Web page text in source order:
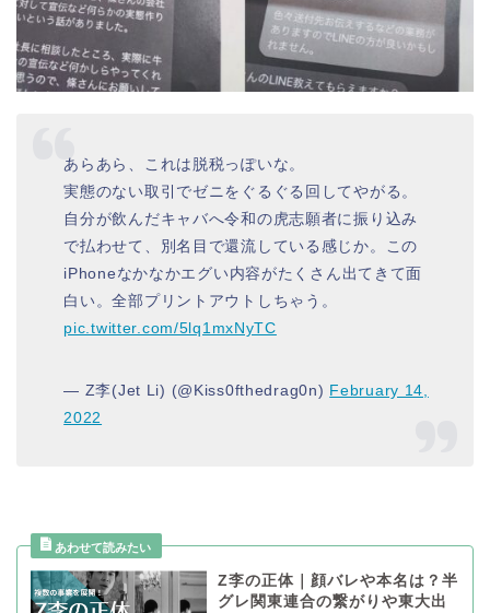
あらあら、これは脱税っぽいな。
実態のない取引でゼニをぐるぐる回してやがる。
自分が飲んだキャバへ令和の虎志願者に振り込み
で払わせて、別名目で還流している感じか。この
iPhoneなかなかエグい内容がたくさん出てきて面
白い。全部プリントアウトしちゃう。
pic.twitter.com/5lq1mxNyTC
— Z李(Jet Li) (@Kiss0fthedrag0n) February 14,
2022
Z李の正体｜顔バレや本名は？半
グレ関東連合の繋がりや東大出